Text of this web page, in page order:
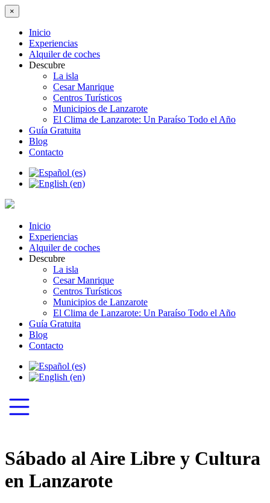
×
Inicio
Experiencias
Alquiler de coches
Descubre
La isla
Cesar Manrique
Centros Turísticos
Municipios de Lanzarote
El Clima de Lanzarote: Un Paraíso Todo el Año
Guía Gratuita
Blog
Contacto
Inicio
Experiencias
Alquiler de coches
Descubre
La isla
Cesar Manrique
Centros Turísticos
Municipios de Lanzarote
El Clima de Lanzarote: Un Paraíso Todo el Año
Guía Gratuita
Blog
Contacto
Sábado al Aire Libre y Cultura
en Lanzarote